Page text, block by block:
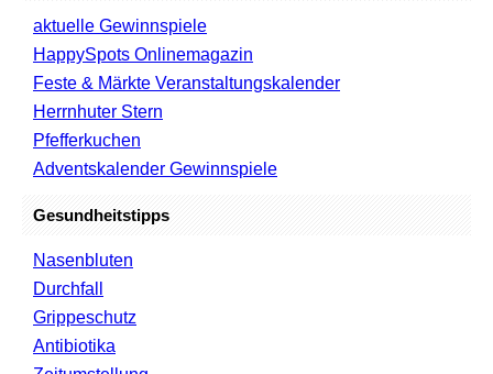
aktuelle Gewinnspiele
HappySpots Onlinemagazin
Feste & Märkte Veranstaltungskalender
Herrnhuter Stern
Pfefferkuchen
Adventskalender Gewinnspiele
Gesundheitstipps
Nasenbluten
Durchfall
Grippeschutz
Antibiotika